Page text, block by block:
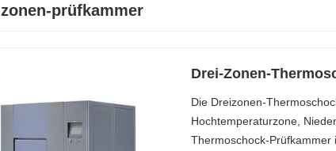
prüfkammer
Drei-Zonen-
Die Dreizonen-
Hochtemperaturzone,
Thermoschock-Prüfkammer